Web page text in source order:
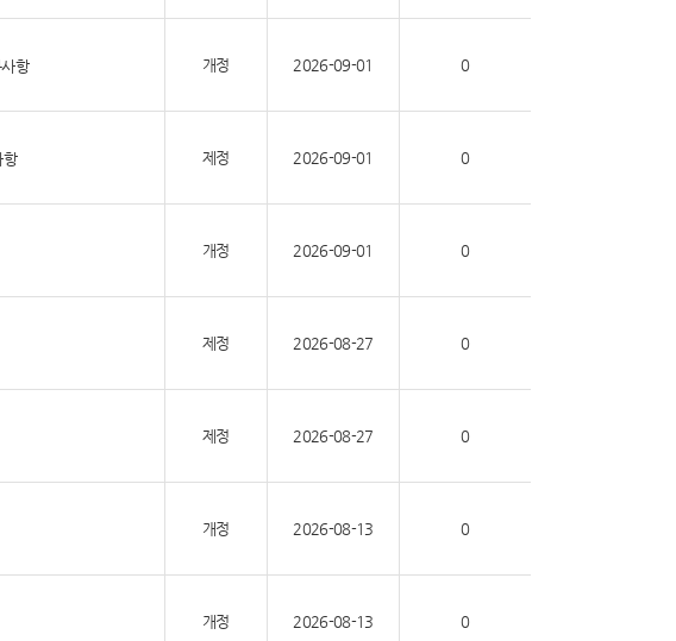
항
개정 2026-09-01 0
항
제정 2026-09-01 0
개정 2026-09-01 0
제정 2026-08-27 0
제정 2026-08-27 0
개정 2026-08-13 0
개정 2026-08-13 0